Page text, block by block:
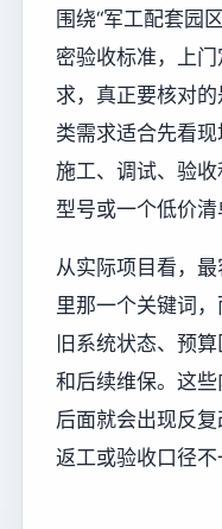
围绕“军工配套园
密验收标准，上
求，真正要核对
类需求适合先看现
施工、调试、验
型号或一个低价清
从实际项目看，
里那一个关键词，
旧系统状态、预
和后续维保。这些
后面就会出现反
返工或验收口径不